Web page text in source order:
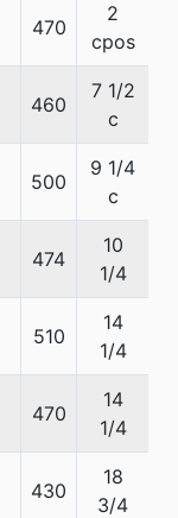
470
2
cpos
460
7 1/2
c
500
9 1/4
c
474
10
1/4
510
14
1/4
470
14
1/4
430
18
3/4